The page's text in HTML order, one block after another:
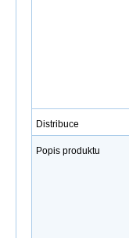
Distribuce
Popis produktu